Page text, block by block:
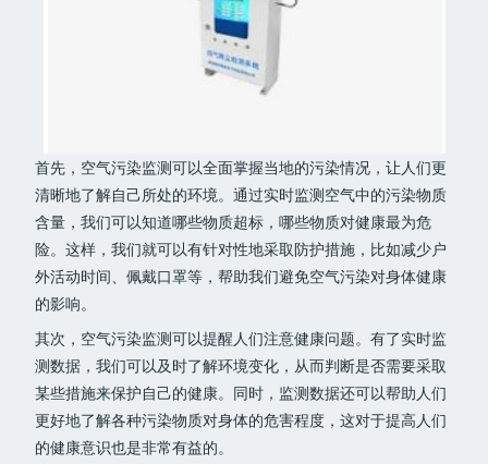
首先，空气污染监测可以全面掌握当地的污染情况，让人们更
清晰地了解自己所处的环境。通过实时监测空气中的污染物质
含量，我们可以知道哪些物质超标，哪些物质对健康最为危
险。这样，我们就可以有针对性地采取防护措施，比如减少户
外活动时间、佩戴口罩等，帮助我们避免空气污染对身体健康
的影响。
其次，空气污染监测可以提醒人们注意健康问题。有了实时监
测数据，我们可以及时了解环境变化，从而判断是否需要采取
某些措施来保护自己的健康。同时，监测数据还可以帮助人们
更好地了解各种污染物质对身体的危害程度，这对于提高人们
的健康意识也是非常有益的。